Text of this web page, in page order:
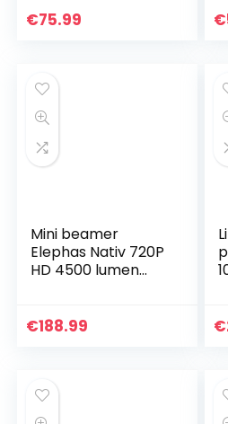
Full HD, 6500
€75.99 €
Mini beamer
Elephas Nativ 720P
HD 4500 lumen
film, entertainment
€188.99 €